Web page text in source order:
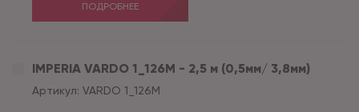
ПОДРОБНЕЕ
IMPERIA VARDO 1_126M - 2,5 м (0,5мм/ 3,8мм)
Артикул: VARDO 1_126M